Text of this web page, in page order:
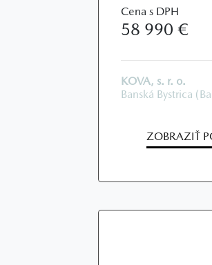
Cena s DPH
58 990 €
KOVA, s. r. o.
Banská Bystrica
ZOBRAZIŤ